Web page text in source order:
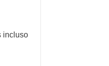
incluso